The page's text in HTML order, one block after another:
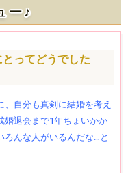
ー♪
ってどうでした
自分も真剣に結婚を考え
婚退会まで1年ちょいかか
ろんな人がいるんだな…と